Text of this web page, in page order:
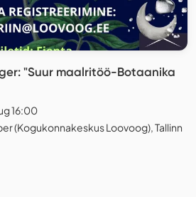
Botaanika
16:00
(Kogukonnakeskus Loovoog), Tallinn